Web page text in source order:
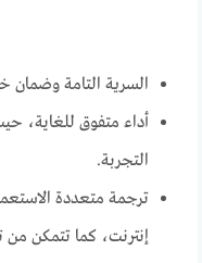
السرية التامة
أداء متفوق للغاية،
التجربة.
ترجمة متعددة
إنترنت، كما تتمكن